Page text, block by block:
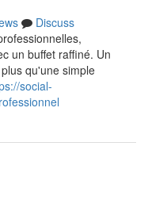
Discuss
un buffet raffiné. Un
qu'une simple
social-